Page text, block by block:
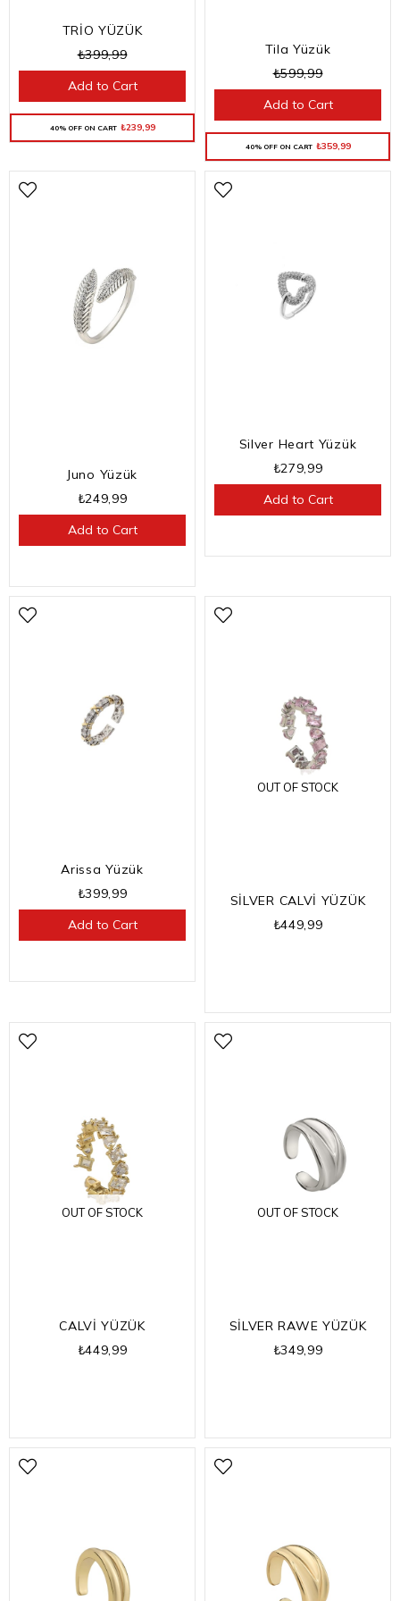
TRİO YÜZÜK
₺399,99
40% OFF ON CART ₺239,99
Add to Cart
Tila Yüzük
₺599,99
40% OFF ON CART ₺359,99
Add to Cart
Juno Yüzük
₺249,99
Add to Cart
Silver Heart Yüzük
₺279,99
Add to Cart
Arissa Yüzük
₺399,99
Add to Cart
OUT OF STOCK
SİLVER CALVİ YÜZÜK
₺449,99
OUT OF STOCK
CALVİ YÜZÜK
₺449,99
OUT OF STOCK
SİLVER RAWE YÜZÜK
₺349,99